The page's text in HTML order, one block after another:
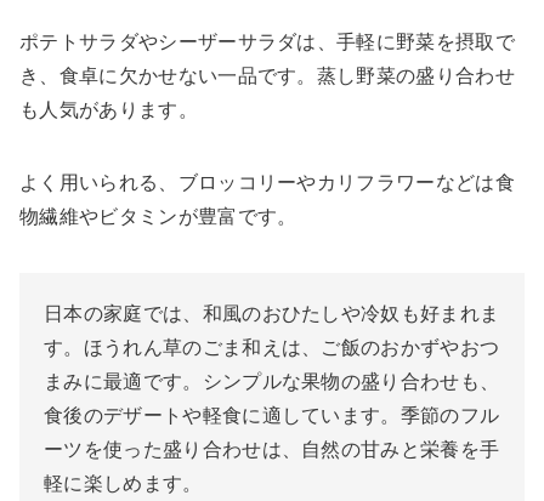
ポテトサラダやシーザーサラダは、手軽に野菜を摂取で
き、食卓に欠かせない一品です。蒸し野菜の盛り合わせ
も人気があります。
よく用いられる、ブロッコリーやカリフラワーなどは食
物繊維やビタミンが豊富です。
日本の家庭では、和風のおひたしや冷奴も好まれま
す。ほうれん草のごま和えは、ご飯のおかずやおつ
まみに最適です。シンプルな果物の盛り合わせも、
食後のデザートや軽食に適しています。季節のフル
ーツを使った盛り合わせは、自然の甘みと栄養を手
軽に楽しめます。